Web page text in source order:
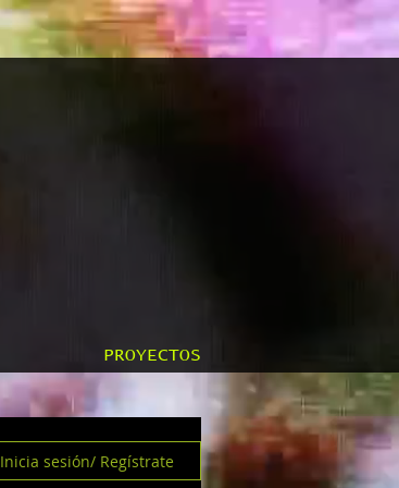
PROYECTOS
Inicia sesión/ Regístrate